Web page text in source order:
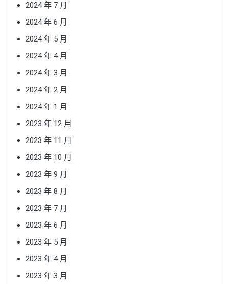
2024 年 7 月
2024 年 6 月
2024 年 5 月
2024 年 4 月
2024 年 3 月
2024 年 2 月
2024 年 1 月
2023 年 12 月
2023 年 11 月
2023 年 10 月
2023 年 9 月
2023 年 8 月
2023 年 7 月
2023 年 6 月
2023 年 5 月
2023 年 4 月
2023 年 3 月